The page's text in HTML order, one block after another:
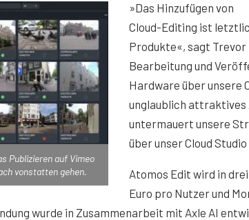
Publizieren auf Vimeo
vonstatten gehen.
»Das Hinzufügen von
Cloud-Editing ist
Produkte«, sagt Trevor
Bearbeitung und
Hardware über unsere
unglaublich attraktives
untermauert unsere
über unser Cloud
Atomos Edit wird in
Euro pro Nutzer und
wurde in Zusammenarbeit mit Axle AI